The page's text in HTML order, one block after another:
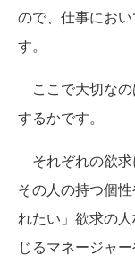
ので、仕事にお
す。
ここで大切なの
するかです。
それぞれの欲求
その人の持つ個
れたい」欲求の
じるマネージャ